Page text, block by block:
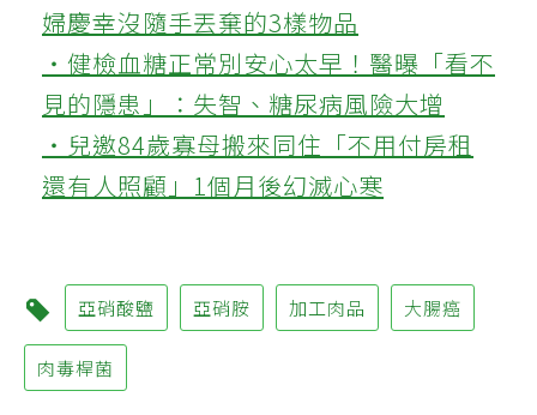
婦慶幸沒隨手丟棄的3樣物品
‧健檢血糖正常別安心太早！醫曝「看不
見的隱患」：失智、糖尿病風險大增
‧兒邀84歲寡母搬來同住「不用付房租
還有人照顧」1個月後幻滅心寒
亞硝酸鹽 亞硝胺 加工肉品 大腸癌
肉毒桿菌